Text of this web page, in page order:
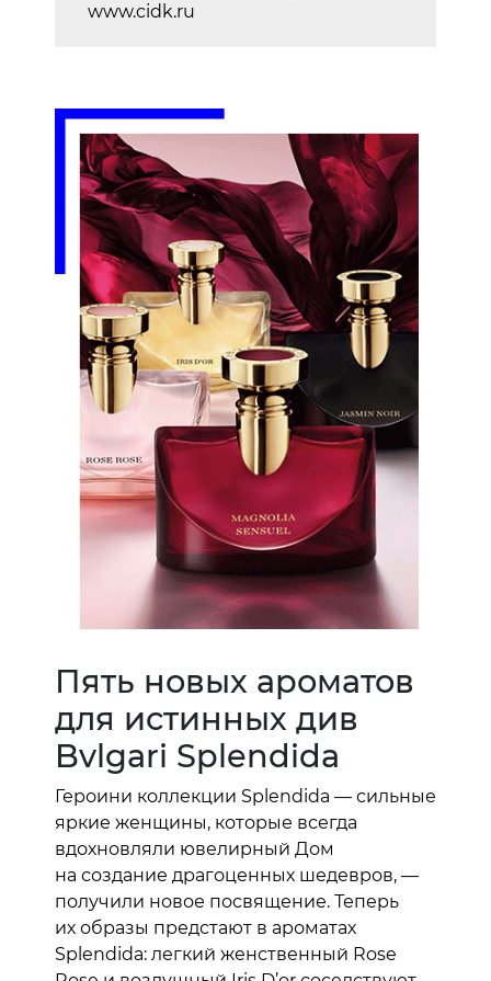
www.cidk.ru
Пять новых ароматов
для истинных див
Bvlgari Splendida
Героини коллекции Splendida — сильные
яркие женщины, которые всегда
вдохновляли ювелирный Дом
на создание драгоценных шедевров, —
получили новое посвящение. Теперь
их образы предстают в ароматах
Splendida: легкий женственный Rose